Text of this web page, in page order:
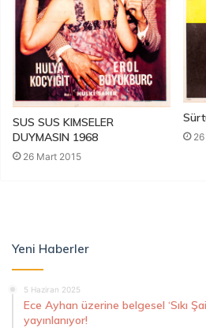
SUS SUS KIMSELER
DUYMASIN 1968
26 Mart 2015
Yeni Haberler
5 Haziran 2025
Ece Ayhan üzerine belgesel ‘Sıkı
yayınlanıyor!